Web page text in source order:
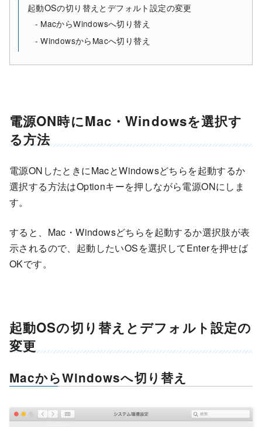
起動OSの切り替えとデフォルト設定の変更
MacからWindowsへ切り替え
WindowsからMacへ切り替え
電源ON時にMac・Windowsを選択す
る方法
電源ONしたときにMacとWindowsどちらを起動するか
選択する方法はOptionキーを押しながら電源ONにしま
す。
すると、Mac・Windowsどちらを起動するか選択肢が表
示されるので、起動したいOSを選択してEnterを押せば
OKです。
起動OSの切り替えとデフォルト設定の
変更
MacからWindowsへ切り替え